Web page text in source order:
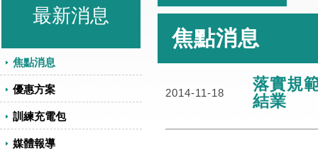
最新消息
焦點消息
優惠方案
訓練充電包
媒體報導
焦點消息
2014-11-18
落實規
結業